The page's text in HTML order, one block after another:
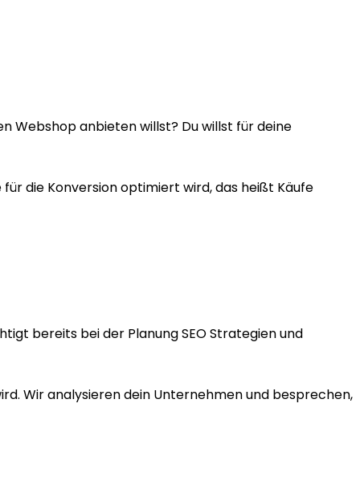
Webshop anbieten willst? Du willst für deine
die Konversion optimiert wird, das heißt Käufe
bereits bei der Planung SEO Strategien und
Wir analysieren dein Unternehmen und besprechen,